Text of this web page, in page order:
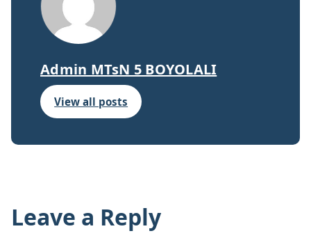
Admin MTsN 5 BOYOLALI
View all posts
Leave a Reply